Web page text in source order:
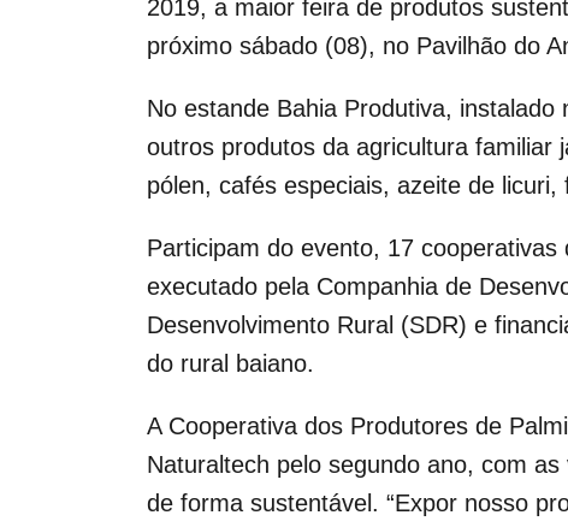
2019, a maior feira de produtos
próximo sábado (08), no Pavilhão do
No estande Bahia Produtiva,
outros produtos da agricultura familiar
pólen, cafés especiais, azeite de
Participam do evento, 17
executado pela Companhia de
Desenvolvimento Rural (SDR) e
do rural baiano.
A Cooperativa dos Produtores de
Naturaltech pelo segundo ano, com
de forma sustentável. “Expor nosso